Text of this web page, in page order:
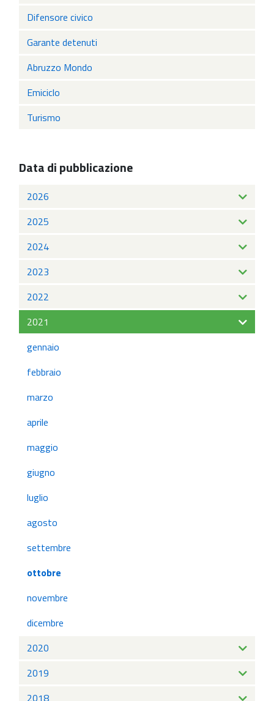
Difensore civico
Garante detenuti
Abruzzo Mondo
Emiciclo
Turismo
Data di pubblicazione
2026
2025
2024
2023
2022
2021
gennaio
febbraio
marzo
aprile
maggio
giugno
luglio
agosto
settembre
ottobre
novembre
dicembre
2020
2019
2018